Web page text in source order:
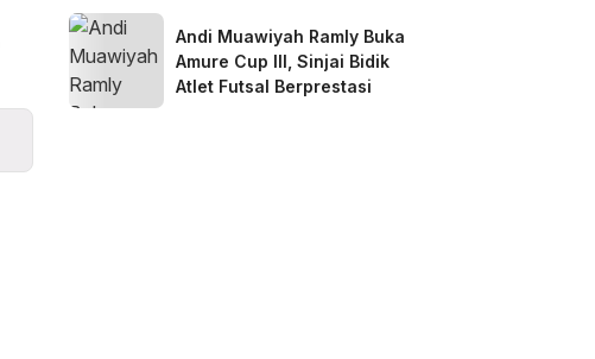
Andi Muawiyah Ramly Buka
Amure Cup III, Sinjai Bidik
Atlet Futsal Berprestasi